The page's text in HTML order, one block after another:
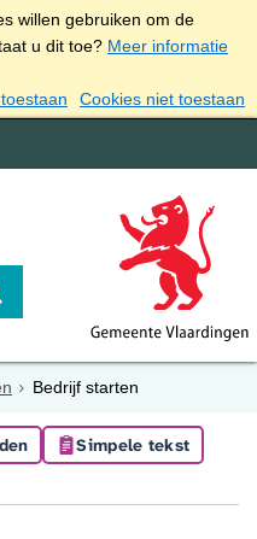
willen gebruiken om de
u dit toe? Meer informatie
Cookies niet toestaan
Bedrijf starten
Simpele tekst